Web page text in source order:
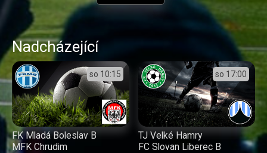
Nadcházející
so 10:15
FK Mladá Boleslav B
MFK Chrudim
so 17:00
TJ Velké Hamry
FC Slovan Liberec B